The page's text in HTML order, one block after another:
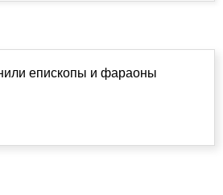
епископы и фараоны